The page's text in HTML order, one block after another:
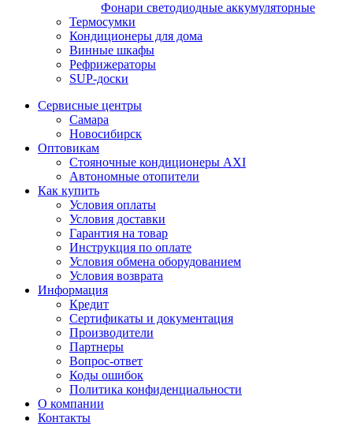
Фонари светодиодные аккумуляторные
Термосумки
Кондиционеры для дома
Винные шкафы
Рефрижераторы
SUP-доски
Сервисные центры
Самара
Новосибирск
Оптовикам
Стояночные кондиционеры AXI
Автономные отопители
Как купить
Условия оплаты
Условия доставки
Гарантия на товар
Инструкция по оплате
Условия обмена оборудованием
Условия возврата
Информация
Кредит
Сертификаты и документация
Производители
Партнеры
Вопрос-ответ
Коды ошибок
Политика конфиденциальности
О компании
Контакты